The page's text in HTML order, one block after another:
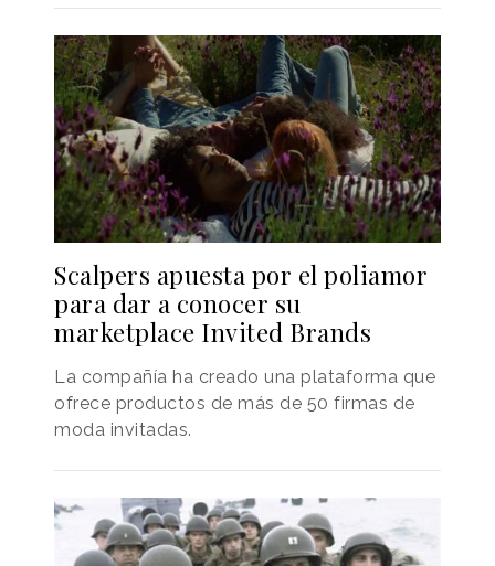
Scalpers apuesta por el poliamor
para dar a conocer su
marketplace Invited Brands
La compañía ha creado una plataforma que
ofrece productos de más de 50 firmas de
moda invitadas.